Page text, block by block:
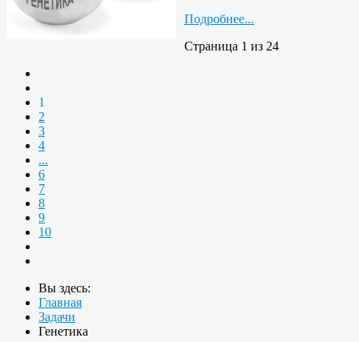
Подробнее...
Страница 1 из 24
1
2
3
4
...
6
7
8
9
10
Вы здесь:
Главная
Задачи
Генетика